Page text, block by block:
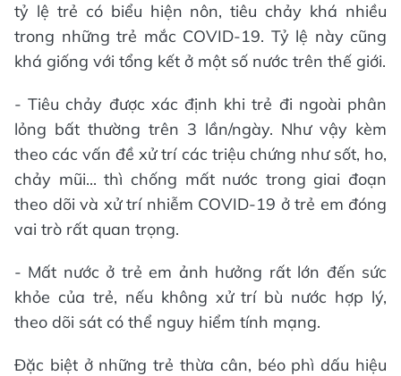
tỷ lệ trẻ có biểu hiện nôn, tiêu chảy khá nhiều
trong những trẻ mắc COVID-19. Tỷ lệ này cũng
khá giống với tổng kết ở một số nước trên thế giới.
- Tiêu chảy được xác định khi trẻ đi ngoài phân
lỏng bất thường trên 3 lần/ngày. Như vậy kèm
theo các vấn đề xử trí các triệu chứng như sốt, ho,
chảy mũi... thì chống mất nước trong giai đoạn
theo dõi và xử trí nhiễm COVID-19 ở trẻ em đóng
vai trò rất quan trọng.
- Mất nước ở trẻ em ảnh hưởng rất lớn đến sức
khỏe của trẻ, nếu không xử trí bù nước hợp lý,
theo dõi sát có thể nguy hiểm tính mạng.
Đặc biệt ở những trẻ thừa cân, béo phì dấu hiệu